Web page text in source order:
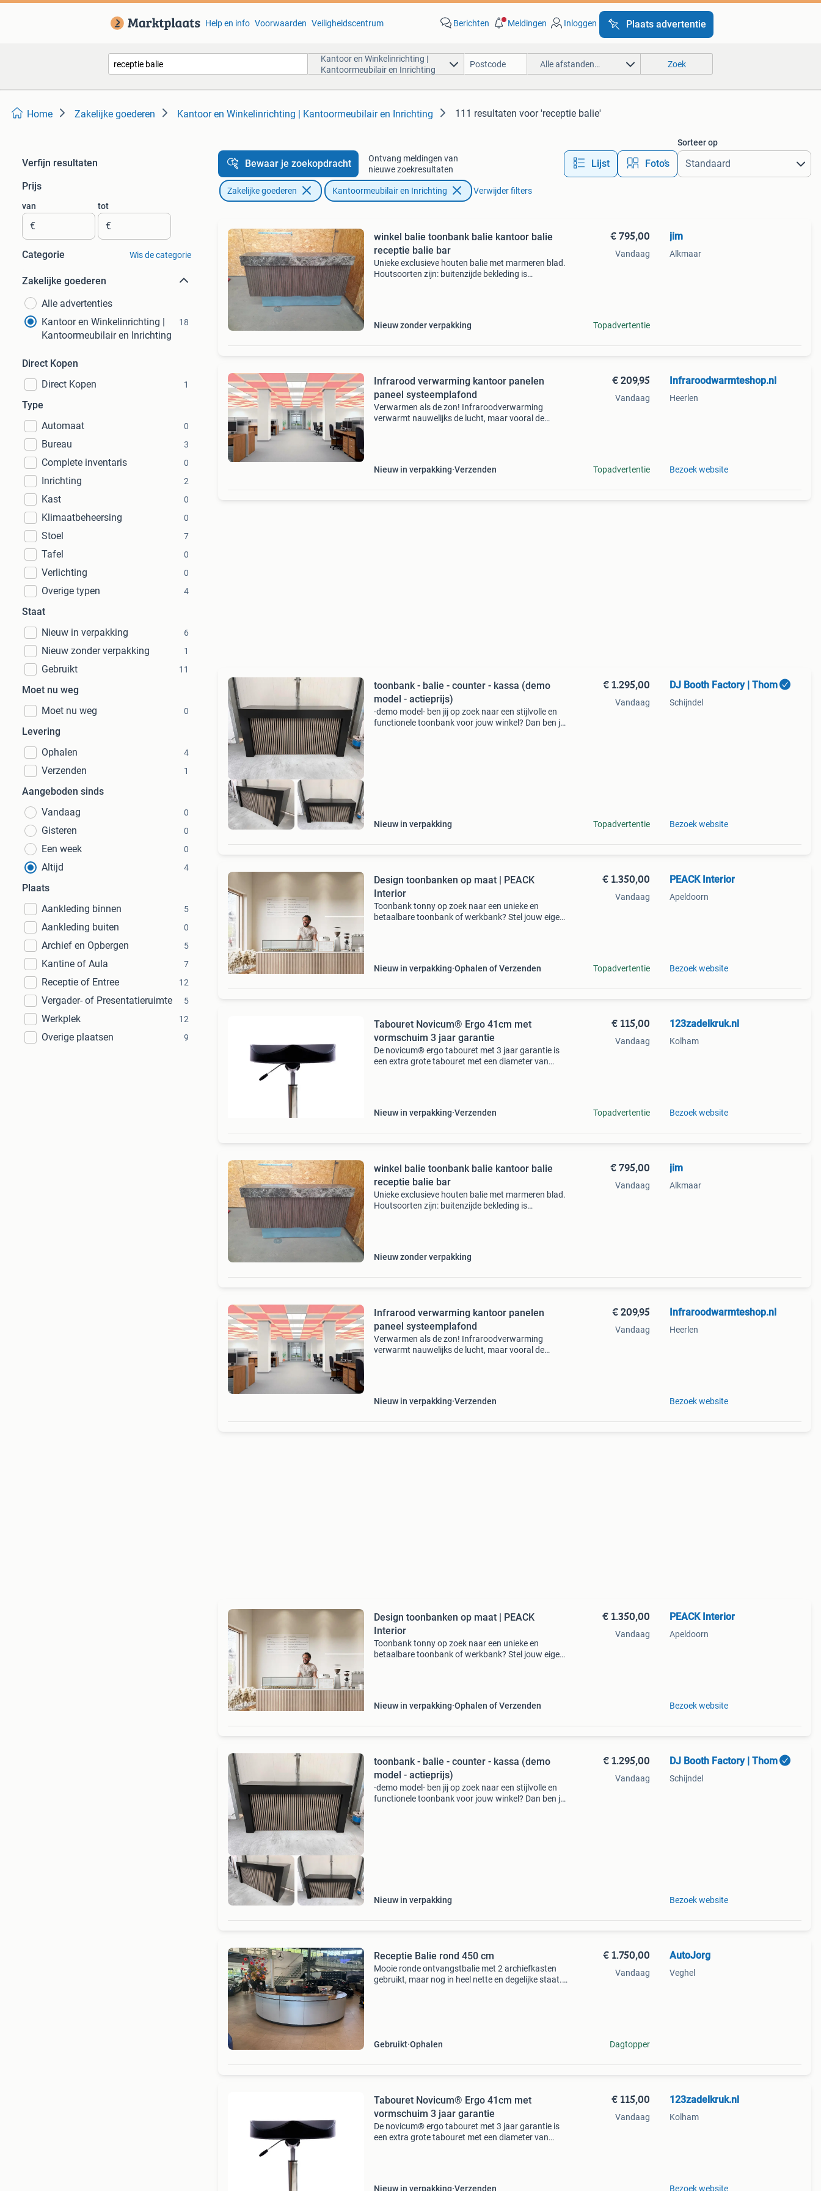
Help en info Voorwaarden Veiligheidscentrum Berichten Meldingen Inloggen Plaats advertentie
Kantoor en Winkelinrichting |
Kantoormeubilair en Inrichting
Alle afstanden… Zoek
Home Zakelijke goederen Kantoor en Winkelinrichting | Kantoormeubilair en Inrichting 111 resultaten voor 'receptie balie'
Verfijn resultaten
Prijs
van
€
tot
€
Categorie Wis de categorie
Zakelijke goederen
Alle advertenties
Kantoor en Winkelinrichting |
Kantoormeubilair en Inrichting
18
Direct Kopen
Direct Kopen
1
Type
Automaat
0
Bureau 3
Complete inventaris 0
Inrichting 2
Kast 0
Klimaatbeheersing 0
Stoel 7
Tafel 0
Verlichting 0
Overige typen 4
Staat
Nieuw in verpakking
6
Nieuw zonder verpakking 1
Gebruikt 11
Moet nu weg
Moet nu weg
0
Levering
Ophalen
4
Verzenden 1
Aangeboden sinds
Vandaag
0
Gisteren 0
Een week 0
Altijd 4
Plaats
Aankleding binnen
5
Aankleding buiten 0
Archief en Opbergen 5
Kantine of Aula 7
Receptie of Entree 12
Vergader- of Presentatieruimte 5
Werkplek 12
Overige plaatsen 9
Bewaar je zoekopdracht
Ontvang meldingen van
nieuwe zoekresultaten
Lijst Foto’s
Sorteer op
Zakelijke goederen Kantoormeubilair en Inrichting Verwijder filters
winkel balie toonbank balie kantoor balie
receptie balie bar
Unieke exclusieve houten balie met marmeren blad.
Houtsoorten zijn: buitenzijde bekleding is
Nieuw zonder verpakking
€ 795,00
Vandaag
Topadvertentie
jim
Alkmaar
Infrarood verwarming kantoor panelen
paneel systeemplafond
Verwarmen als de zon! Infraroodverwarming
verwarmt nauwelijks de lucht, maar vooral de
Nieuw in verpakking Verzenden
€ 209,95
Vandaag
Topadvertentie
Infraroodwarmteshop.nl
Heerlen
Bezoek website
toonbank - balie - counter - kassa (demo
model - actieprijs)
-demo model- ben jij op zoek naar een stijlvolle en
functionele toonbank voor jouw winkel? Dan ben je
Nieuw in verpakking
€ 1.295,00
Vandaag
Topadvertentie
DJ Booth Factory | Thom
Schijndel
Bezoek website
Design toonbanken op maat | PEACK
Interior
Toonbank tonny op zoek naar een unieke en
betaalbare toonbank of werkbank? Stel jouw eigen
Nieuw in verpakking Ophalen of Verzenden
€ 1.350,00
Vandaag
Topadvertentie
PEACK Interior
Apeldoorn
Bezoek website
Tabouret Novicum® Ergo 41cm met
vormschuim 3 jaar garantie
De novicum® ergo tabouret met 3 jaar garantie is
een extra grote tabouret met een diameter van
Nieuw in verpakking Verzenden
€ 115,00
Vandaag
Topadvertentie
123zadelkruk.nl
Kolham
Bezoek website
winkel balie toonbank balie kantoor balie
receptie balie bar
Unieke exclusieve houten balie met marmeren blad.
Houtsoorten zijn: buitenzijde bekleding is
Nieuw zonder verpakking
€ 795,00
Vandaag
jim
Alkmaar
Infrarood verwarming kantoor panelen
paneel systeemplafond
Verwarmen als de zon! Infraroodverwarming
verwarmt nauwelijks de lucht, maar vooral de
Nieuw in verpakking Verzenden
€ 209,95
Vandaag
Infraroodwarmteshop.nl
Heerlen
Bezoek website
Design toonbanken op maat | PEACK
Interior
Toonbank tonny op zoek naar een unieke en
betaalbare toonbank of werkbank? Stel jouw eigen
Nieuw in verpakking Ophalen of Verzenden
€ 1.350,00
Vandaag
PEACK Interior
Apeldoorn
Bezoek website
toonbank - balie - counter - kassa (demo
model - actieprijs)
-demo model- ben jij op zoek naar een stijlvolle en
functionele toonbank voor jouw winkel? Dan ben je
Nieuw in verpakking
€ 1.295,00
Vandaag
DJ Booth Factory | Thom
Schijndel
Bezoek website
Receptie Balie rond 450 cm
Mooie ronde ontvangstbalie met 2 archiefkasten
gebruikt, maar nog in heel nette en degelijke staat.
Gebruikt Ophalen
€ 1.750,00
Vandaag
Dagtopper
AutoJorg
Veghel
Tabouret Novicum® Ergo 41cm met
vormschuim 3 jaar garantie
De novicum® ergo tabouret met 3 jaar garantie is
een extra grote tabouret met een diameter van
Nieuw in verpakking Verzenden
€ 115,00
Vandaag
123zadelkruk.nl
Kolham
Bezoek website